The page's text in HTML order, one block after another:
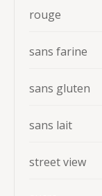
rouge
sans farine
sans gluten
sans lait
street view